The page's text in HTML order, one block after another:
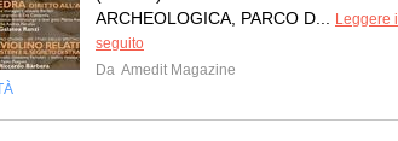
ARCHEOLOGICA, PARCO D...
Leggere il
seguito
Da Amedit Magazine